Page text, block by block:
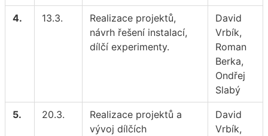
4. 13.3.
Realizace projektů,
návrh řešení instalací,
dílčí experimenty.
David
Vrbík,
Roman
Berka,
Ondřej
Slabý
5. 20.3.
Realizace projektů a
vývoj dílčích
David
Vrbík,